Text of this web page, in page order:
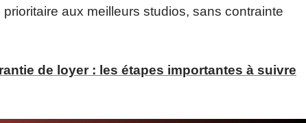
aux meilleurs studios, sans contrainte
de loyer : les étapes importantes à suivre